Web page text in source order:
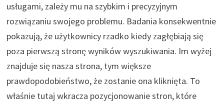
usługami, zależy mu na szybkim i precyzyjnym
rozwiązaniu swojego problemu. Badania konsekwentnie
pokazują, że użytkownicy rzadko kiedy zagłębiają się
poza pierwszą stronę wyników wyszukiwania. Im wyżej
znajduje się nasza strona, tym większe
prawdopodobieństwo, że zostanie ona kliknięta. To
właśnie tutaj wkracza pozycjonowanie stron, które